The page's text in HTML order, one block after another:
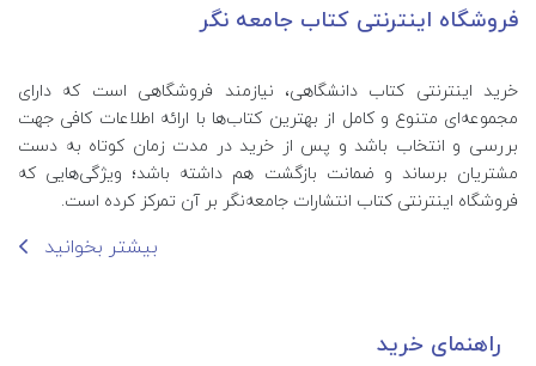
فروشگاه اینترنتی کتاب جامعه نگر
خرید اینترنتی کتاب‌ دانشگاهی، نیازمند فروشگاهی است که دارای
مجموعه‌ای متنوع و کامل از بهترین کتاب‌ها با ارائه اطلاعات کافی جهت
بررسی و انتخاب باشد و پس از خرید در مدت زمان کوتاه به دست
مشتریان برساند و ضمانت بازگشت هم داشته باشد؛ ویژگی‌هایی که
فروشگاه اینترنتی کتاب انتشارات جامعه‌نگر بر آن تمرکز کرده است.
بیشتر بخوانید
راهنمای خرید